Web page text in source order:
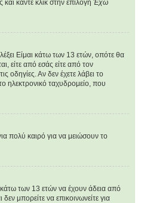
κάντε κλικ στην επιλογή Έχω
Είμαι κάτω των 13 ετών, οπότε θα
είτε από εσάς είτε από τον
οδηγίες. Αν δεν έχετε λάβει το
ηλεκτρονικό ταχυδρομείο, που
πολύ καιρό για να μειώσουν το
των 13 ετών να έχουν άδεια από
μπορείτε να επικοινωνείτε για